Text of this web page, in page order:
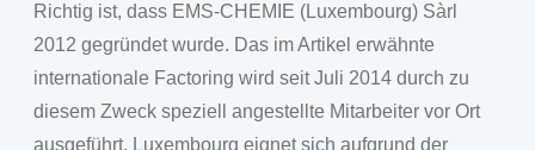
Richtig ist, dass EMS-CHEMIE (Luxembourg) Sàrl
2012 gegründet wurde. Das im Artikel erwähnte
internationale Factoring wird seit Juli 2014 durch zu
diesem Zweck speziell angestellte Mitarbeiter vor Ort
ausgeführt. Luxembourg eignet sich aufgrund der